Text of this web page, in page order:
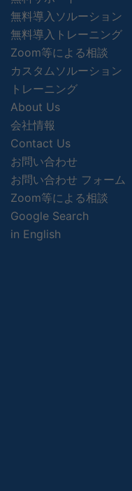
無料導入ソルーション
無料導入トレーニング
Zoom等による相談
カスタムソルーション
トレーニング
About Us
会社情報
Contact Us
お問い合わせ
お問い合わせ フォーム
Zoom等による相談
Google Search
in English